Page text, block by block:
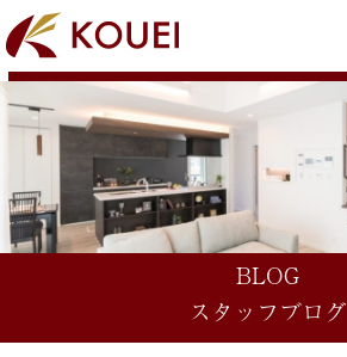
BLOG
スタッフブログ